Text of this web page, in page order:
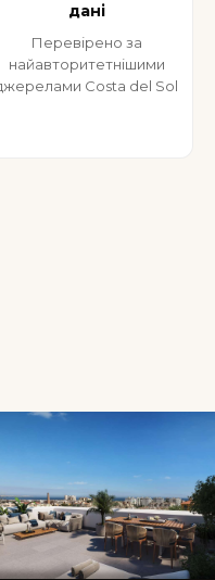
дані
Перевірено за
найавторитетнішими
Costa del Sol